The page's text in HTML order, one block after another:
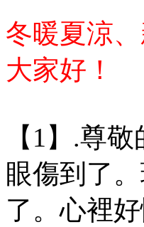
冬暖夏涼
大家好！
【1】.尊
眼傷到了
了。心裡